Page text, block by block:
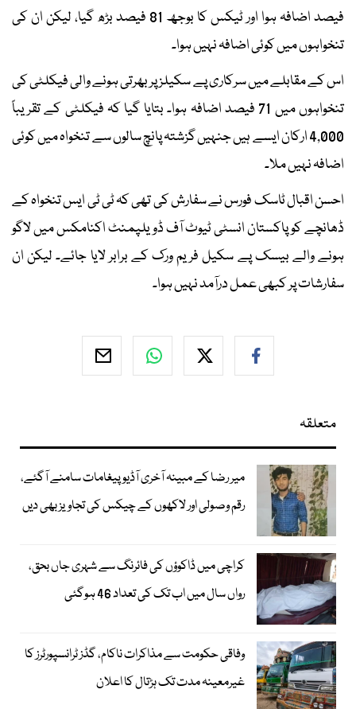
فیصد اضافہ ہوا اور ٹیکس کا بوجھ 81 فیصد بڑھ گیا، لیکن ان کی
تنخواہوں میں کوئی اضافہ نہیں ہوا۔
اس کے مقابلے میں سرکاری پے سکیلز پر بھرتی ہونے والی فیکلٹی کی
تنخواہوں میں 71 فیصد اضافہ ہوا۔ بتایا گیا کہ فیکلٹی کے تقریباً
4,000 ارکان ایسے ہیں جنہیں گزشتہ پانچ سالوں سے تنخواہ میں کوئی
اضافہ نہیں ملا۔
احسن اقبال ٹاسک فورس نے سفارش کی تھی کہ ٹی ٹی ایس تنخواہ کے
ڈھانچے کو پاکستان انسٹی ٹیوٹ آف ڈویلپمنٹ اکنامکس میں لاگو
ہونے والے بیسک پے سکیل فریم ورک کے برابر لایا جائے۔ لیکن ان
سفارشات پر کبھی عمل درآمد نہیں ہوا۔
متعلقہ
میر رضا کے مبینہ آخری آڈیو پیغامات سامنے آگئے،
رقم وصولی اور لاکھوں کے چیکس کی تجاویز بھی دیں
کراچی میں ڈاکوؤں کی فائرنگ سے شہری جاں بحق،
رواں سال میں اب تک کی تعداد 46 ہوگئی
وفاقی حکومت سے مذاکرات ناکام، گڈز ٹرانسپورٹرز کا
غیرمعینہ مدت تک ہڑتال کا اعلان